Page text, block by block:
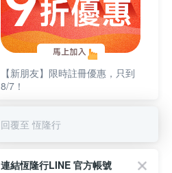
【新朋友】限時註冊優惠，只到
8/7！
回覆至 恆隆行
連結恆隆行LINE 官方帳號